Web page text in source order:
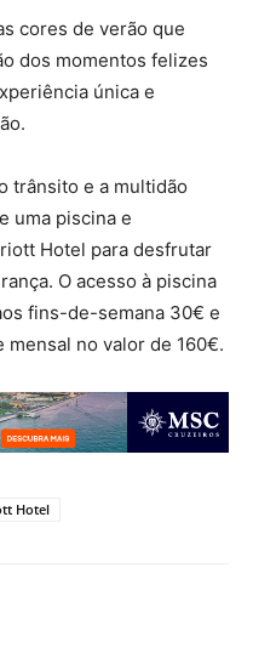
cores de verão que
dos momentos felizes
única e
trânsito e a multidão
uma piscina e
Hotel para desfrutar
O acesso à piscina
fins-de-semana 30€ e
no valor de 160€.
Hotel